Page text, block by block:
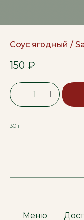
Соус ягодный /
150 ₽
30 г
Меню